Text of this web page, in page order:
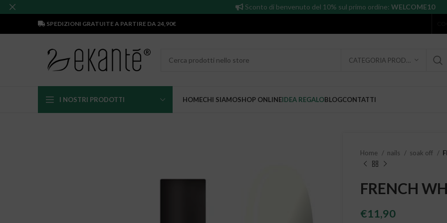
SPEDIZIONI GRATUITE A PARTIRE DA 24,90€
CATEGORIA PRODOTTO
I NOSTRI PRODOTTI HOMECHI SIAMOSHOP ONLINEIDEA REGALOBLOGCONTATTI
Home nails soak off
FRENCH
€11,90
Sconto di benvenuto del 10% sul primo ordine: WELCOME10